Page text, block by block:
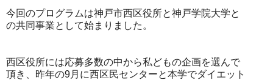
今回のプログラムは神戸市西区役所と神戸学院大学と
の共同事業として始まりました。
西区役所には応募多数の中から私どもの企画を選んで
頂き、昨年の9月に西区民センターと本学でダイエット